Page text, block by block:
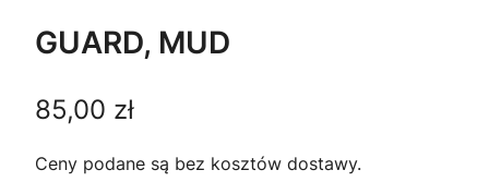
GUARD, MUD
85,00 zł
Ceny podane są bez kosztów dostawy.